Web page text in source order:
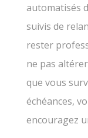
automatisés
suivis de
rester
ne pas
que vous
échéances,
encouragez